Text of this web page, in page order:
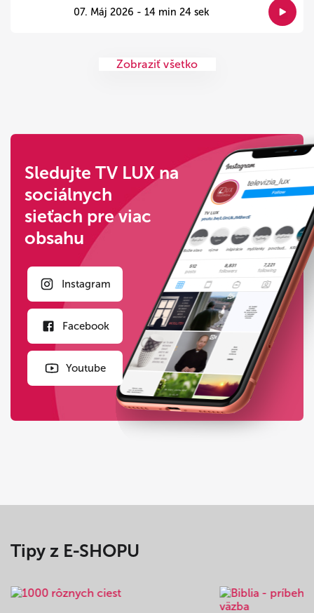
07. Máj 2026 - 14 min 24 sek
Zobraziť všetko
Sledujte TV LUX na
sociálnych
sieťach pre viac
obsahu
Instagram
Facebook
Youtube
Tipy z E-SHOPU